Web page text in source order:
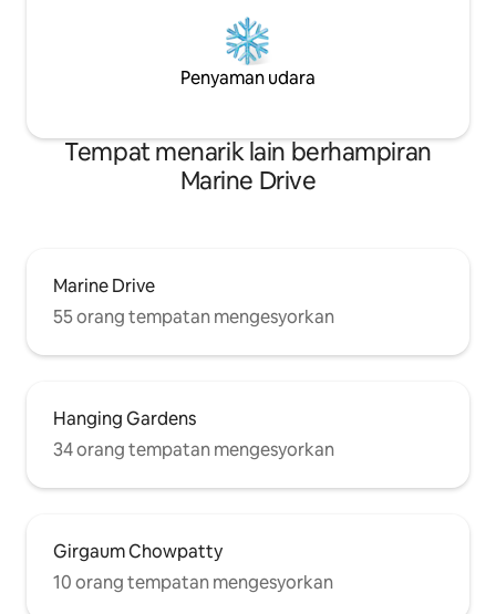
Penyaman udara
Tempat menarik lain berhampiran
Marine Drive
Marine Drive
55 orang tempatan mengesyorkan
Hanging Gardens
34 orang tempatan mengesyorkan
Girgaum Chowpatty
10 orang tempatan mengesyorkan